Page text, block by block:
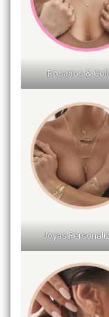
Rosarios &
Joyas